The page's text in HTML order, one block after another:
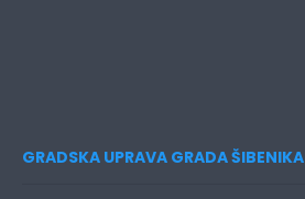
GRADSKA UPRAVA GRADA ŠIBENIKA